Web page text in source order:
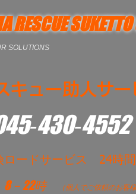
RESCUE
SOLUTIONS
キュー助人サー
ロードサービス 24時
8－22時 （個人でご依頼のお客様